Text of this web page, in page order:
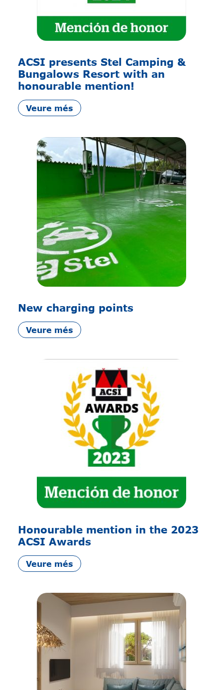
ACSI presents Stel Camping &
Bungalows Resort with an
honourable mention!
Veure més
New charging points
Veure més
Honourable mention in the 2023
ACSI Awards
Veure més